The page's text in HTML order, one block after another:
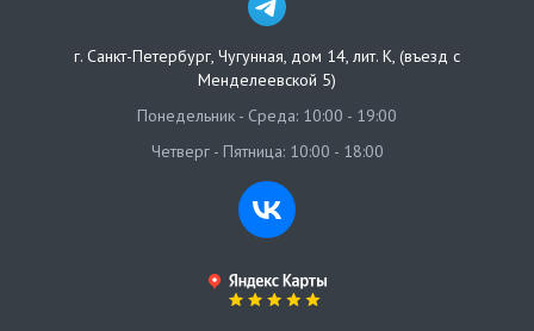
г. Санкт-Петербург, Чугунная, дом 14, лит. К, (въезд с
Менделеевской 5)
Понедельник - Среда: 10:00 - 19:00
Четверг - Пятница: 10:00 - 18:00